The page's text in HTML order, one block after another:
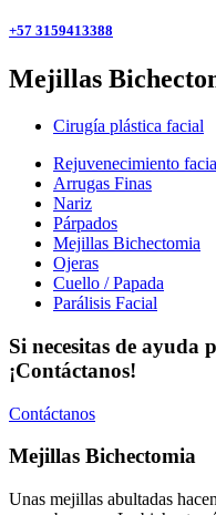
+57 3159413388
Mejillas
Cirugía plástica facial
Rejuvenecimiento
Arrugas Finas
Nariz
Párpados
Mejillas Bichectomia
Ojeras
Cuello / Papada
Parálisis Facial
Si necesitas de ayuda
¡Contáctanos!
Contáctanos
Mejillas Bichectomia
Unas mejillas abultadas